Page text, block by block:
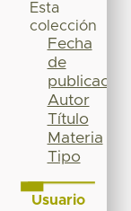
Esta
colección
Fecha
de
publicación
Autor
Título
Materia
Tipo
Usuario